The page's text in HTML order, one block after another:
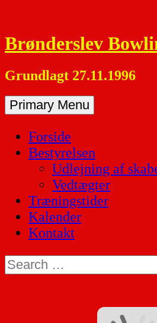
content
Brønderslev
Grundlagt 27.11.1996
Primary Menu
Forside
Bestyrelsen
Udlejning af
Vedtægter
Træningstider
Kalender
Kontakt
Search
for: